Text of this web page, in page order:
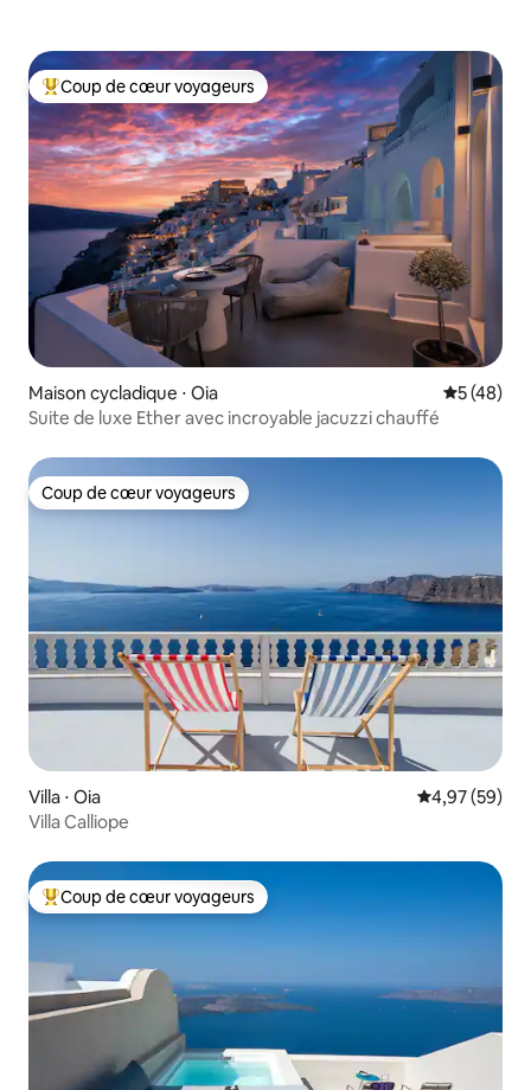
Coups de cœur voyageurs les plus appréciés
Coup de cœur voyageurs
Maison cycladique ⋅ Oia
5 (48)
Suite de luxe Ether avec incroyable jacuzzi chauffé
Coup de cœur voyageurs
Coup de cœur voyageurs
Villa ⋅ Oia Évaluation
4,97 (59)
Villa Calliope
Coups de cœur voyageurs les plus appréciés
Coup de cœur voyageurs